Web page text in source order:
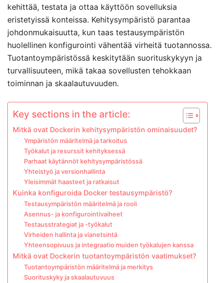
kehittää, testata ja ottaa käyttöön sovelluksia
eristetyissä konteissa. Kehitysympäristö parantaa
johdonmukaisuutta, kun taas testausympäristön
huolellinen konfigurointi vähentää virheitä tuotannossa.
Tuotantoympäristössä keskitytään suorituskykyyn ja
turvallisuuteen, mikä takaa sovellusten tehokkaan
toiminnan ja skaalautuvuuden.
Key sections in the article:
Mitkä ovat Dockerin kehitysympäristön ominaisuudet?
Ympäristön määritelmä ja tarkoitus
Työkalut ja resurssit kehityksessä
Parhaat käytännöt kehitysympäristössä
Yhteistyö ja versionhallinta
Yleisimmät haasteet ja ratkaisut
Kuinka konfiguroida Docker testausympäristö?
Testausympäristön määritelmä ja rooli
Asennus- ja konfigurointivaiheet
Testausstrategiat ja -työkalut
Virheiden hallinta ja vianetsintä
Yhteensopivuus ja integraatio muiden työkalujen kanssa
Mitkä ovat Dockerin tuotantoympäristön vaatimukset?
Tuotantoympäristön määritelmä ja merkitys
Suorituskyky ja skaalautuvuus